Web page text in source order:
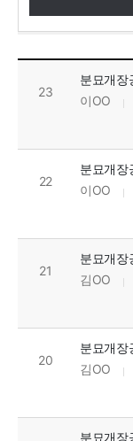
분묘개장공고 목록으로 번호, 제목, 작성자, 조회수, 등록일, 첨부파일로 나열 되고 있습니다.
23
분묘개
이OO
22
분묘개
이OO
21
분묘개장
김OO
20
분묘개장
김OO
분묘개장